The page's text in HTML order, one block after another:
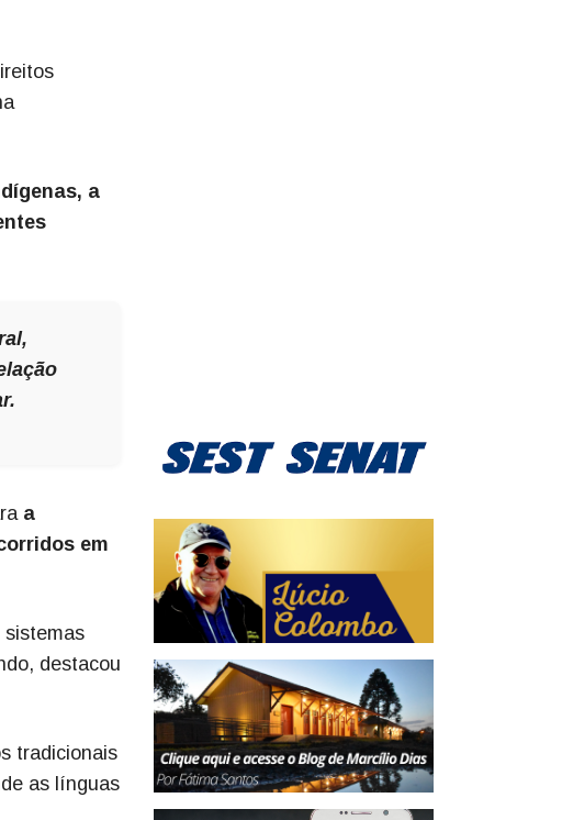
a
a
em
sistemas
destacou
tradicionais
as línguas